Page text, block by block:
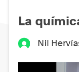
La
Nil